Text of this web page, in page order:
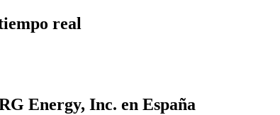
real
Energy, Inc. en España